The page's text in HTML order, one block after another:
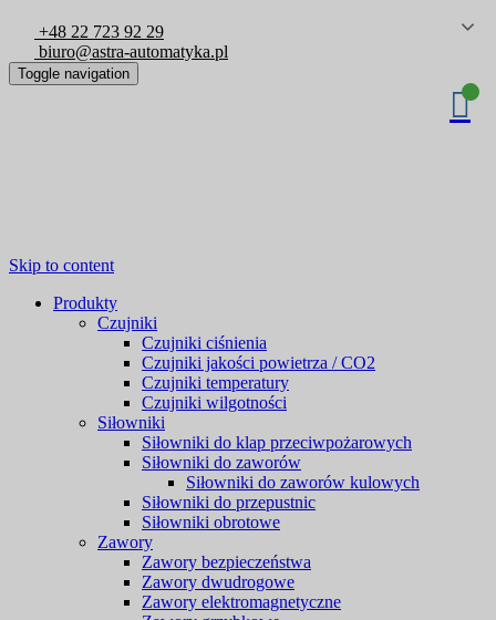
+48 22 723 92 29
biuro@astra-automatyka.pl
Toggle navigation
Skip to content
Produkty
Czujniki
Czujniki ciśnienia
Czujniki jakości powietrza / CO2
Czujniki temperatury
Czujniki wilgotności
Siłowniki
Siłowniki do klap przeciwpożarowych
Siłowniki do zaworów
Siłowniki do zaworów kulowych
Siłowniki do przepustnic
Siłowniki obrotowe
Zawory
Zawory bezpieczeństwa
Zawory dwudrogowe
Zawory elektromagnetyczne